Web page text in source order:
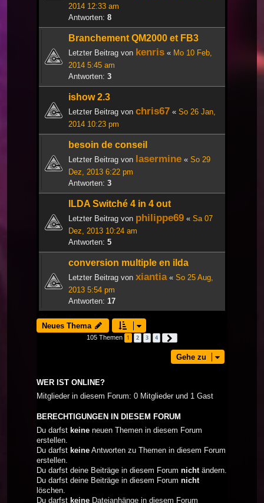
2014 12:33 am
Antworten: 8
Branchement QM2000 et FB3
Letzter Beitrag von kenris « Mo 10 Feb,
2014 5:45 am
Antworten: 3
ishow 2.3
Letzter Beitrag von chris67 « So 26 Jan,
2014 10:23 pm
besoin de conseil
Letzter Beitrag von lasermine « So 29
Dez, 2013 6:22 pm
Antworten: 3
ILDA Switché 4 in 4 out
Letzter Beitrag von philippe69 « Sa 07
Dez, 2013 10:24 am
Antworten: 5
conversion multiple en ilda
Letzter Beitrag von xiantia« So 25 Aug,
2013 5:54 pm
Antworten: 17
Neues Thema
105 Themen 1 2 3 4
Gehe zu
WER IST ONLINE?
Mitglieder in diesem Forum: 0 Mitglieder und 1 Gast
BERECHTIGUNGEN IN DIESEM FORUM
Du darfst keine neuen Themen in diesem Forum
erstellen.
Du darfst keine Antworten zu Themen in diesem Forum
erstellen.
Du darfst deine Beiträge in diesem Forum nichtändern.
Du darfst deine Beiträge in diesem Forum nicht
löschen.
Du darfst keine Dateianhänge in diesem Forum